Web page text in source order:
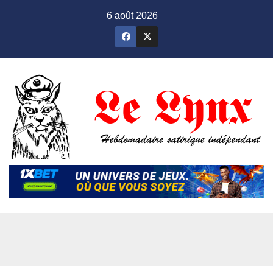
6 août 2026